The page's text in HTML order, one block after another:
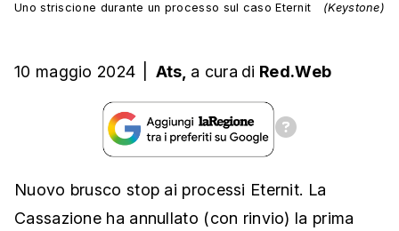
Uno striscione durante un processo sul caso Eternit (Keystone)
10 maggio 2024 Ats, a cura di Red.Web
Nuovo brusco stop ai processi Eternit. La
Cassazione ha annullato (con rinvio) la prima